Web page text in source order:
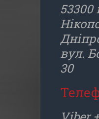
вул.
30